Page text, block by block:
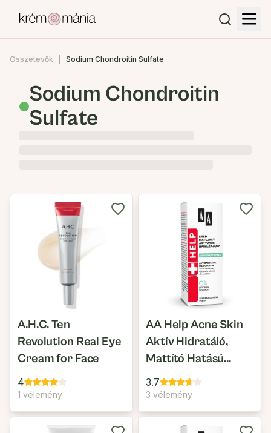
Összetevők Sodium Chondroitin Sulfate
Sodium Chondroitin
Sulfate
A.H.C. Ten
Revolution Real Eye
Cream for Face
4
1 vélemény
AA Help Acne Skin
Aktív Hidratáló,
Mattító Hatású
Nappali Arckrém
3.7
3 vélemény